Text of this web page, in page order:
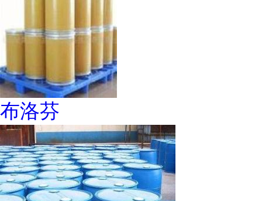
布洛芬